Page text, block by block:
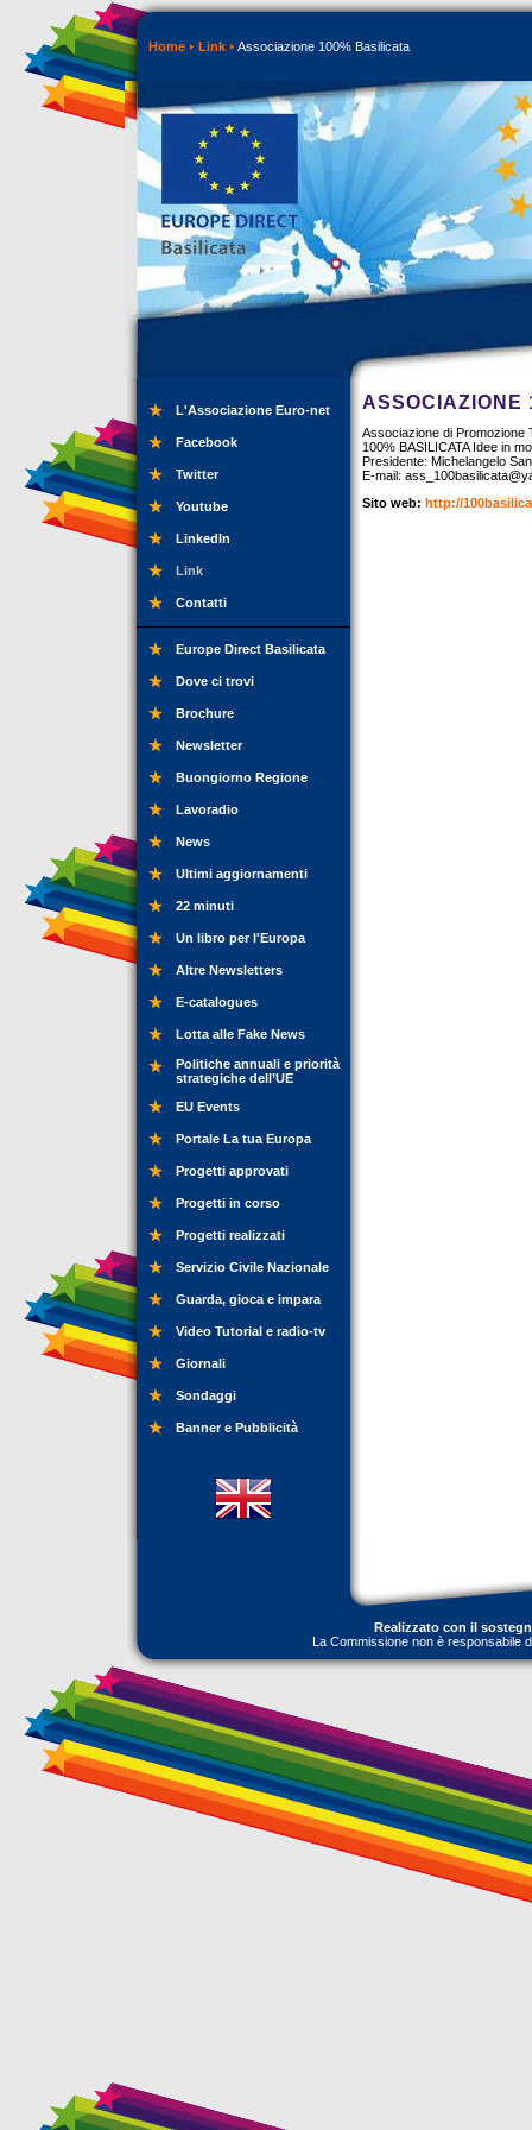
Home Link Associazione 100% Basilicata
L'Associazione Euro-net
Facebook
Twitter
Youtube
LinkedIn
Link
Contatti
Europe Direct Basilicata
Dove ci trovi
Brochure
Newsletter
Buongiorno Regione
Lavoradio
News
Ultimi aggiornamenti
22 minuti
Un libro per l'Europa
Altre Newsletters
E-catalogues
Lotta alle Fake News
Politiche annuali e priorità
strategiche dell’UE
EU Events
Portale La tua Europa
Progetti approvati
Progetti in corso
Progetti realizzati
Servizio Civile Nazionale
Guarda, gioca e impara
Video Tutorial e radio-tv
Giornali
Sondaggi
Banner e Pubblicità
ASSOCIAZIONE
Associazione di Promozione
100% BASILICATA Idee in
Presidente: Michelangelo
E-mail:
Sito web: http://
Realizzato con il
La Commissione non è responsabile